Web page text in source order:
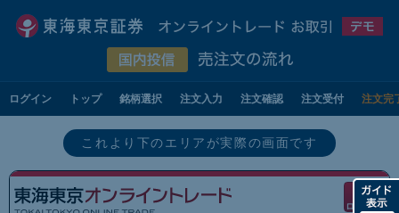
ログイン トップ 銘柄選択 注文入力 注文確認 注文受付 注文完
これより下のエリアが実際の画面です
ログアウト